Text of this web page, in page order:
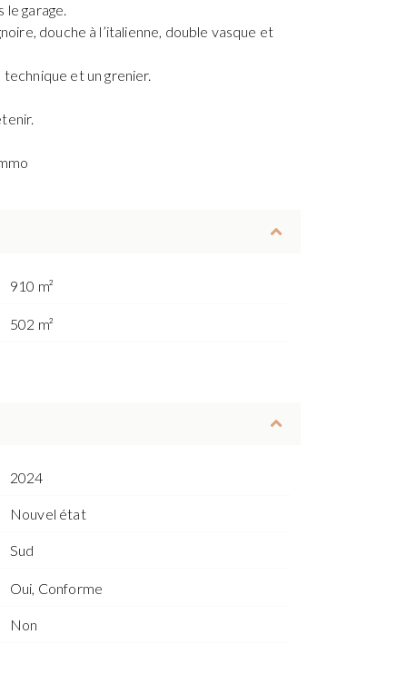
garage.
douche à l’italienne, double vasque et
et un grenier.
910 m²
502 m²
2024
Nouvel état
Sud
Oui, Conforme
Non